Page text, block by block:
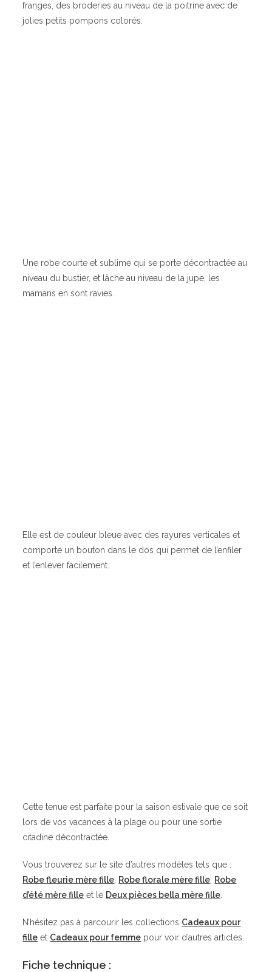
franges, des broderies au niveau de la poitrine avec de
jolies petits pompons colorés.
Une robe courte et sublime qui se porte décontractée au
niveau du bustier, et lâche au niveau de la jupe, les
mamans en sont ravies.
Elle est de couleur bleue avec des rayures verticales et
comporte un bouton dans le dos qui permet de l’enfiler
et l’enlever facilement.
Cette tenue est parfaite pour la saison estivale que ce soit
lors de vos vacances à la plage ou pour une sortie
citadine décontractée.
Vous trouverez sur le site d’autres modèles tels que :
Robe fleurie mère fille Robe florale mère fille Robe
d’été mère fille et le Deux pièces bella mère fille
N’hésitez pas à parcourir les collections Cadeaux pour
fille et Cadeaux pour femme pour voir d’autres articles.
Fiche technique :